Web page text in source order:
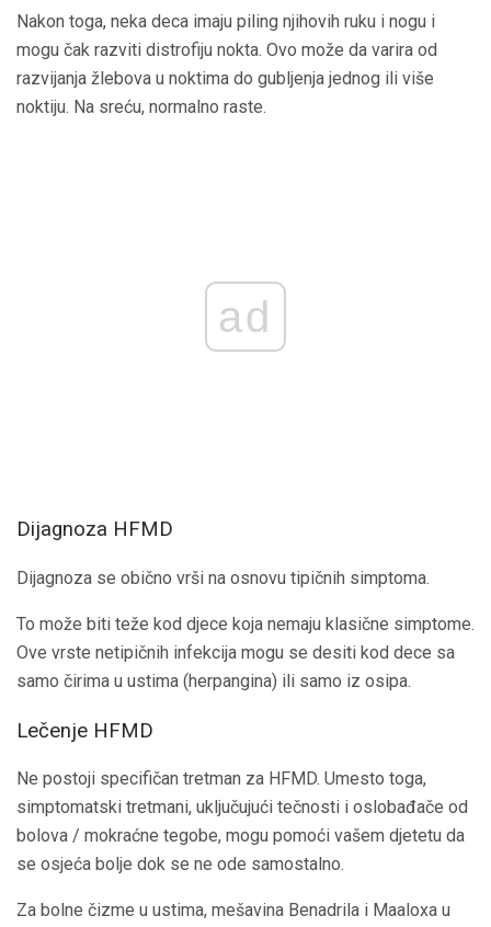
Nakon toga, neka deca imaju piling njihovih ruku i nogu i
mogu čak razviti distrofiju nokta. Ovo može da varira od
razvijanja žlebova u noktima do gubljenja jednog ili više
noktiju. Na sreću, normalno raste.
ad
Dijagnoza HFMD
Dijagnoza se obično vrši na osnovu tipičnih simptoma.
To može biti teže kod djece koja nemaju klasične simptome.
Ove vrste netipičnih infekcija mogu se desiti kod dece sa
samo čirima u ustima (herpangina) ili samo iz osipa.
Lečenje HFMD
Ne postoji specifičan tretman za HFMD. Umesto toga,
simptomatski tretmani, uključujući tečnosti i oslobađače od
bolova / mokraćne tegobe, mogu pomoći vašem djetetu da
se osjeća bolje dok se ne ode samostalno.
Za bolne čizme u ustima, mešavina Benadrila i Maaloxa u